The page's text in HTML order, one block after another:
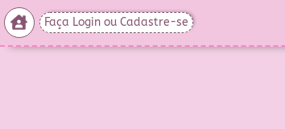
Faça Login ou Cadastre-se